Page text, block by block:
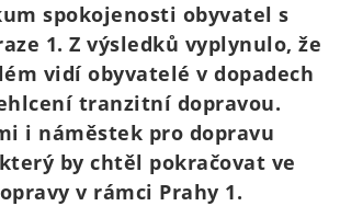
spokojenosti obyvatel s
1. Z výsledků vyplynulo, že
vidí obyvatelé v dopadech
tranzitní dopravou.
i náměstek pro dopravu
by chtěl pokračovat ve
v rámci Prahy 1.